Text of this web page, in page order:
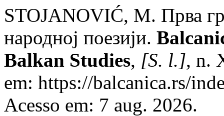
STOJANOVIĆ, M. Прва
народној поезији.
Balkan Studies, [S. l.], n.
em: https://balcanica.rs/
Acesso em: 7 aug. 2026.